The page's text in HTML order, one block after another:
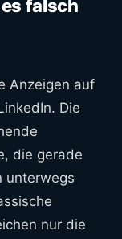
falsch
Anzeigen auf
Die
die gerade
unterwegs
nur die